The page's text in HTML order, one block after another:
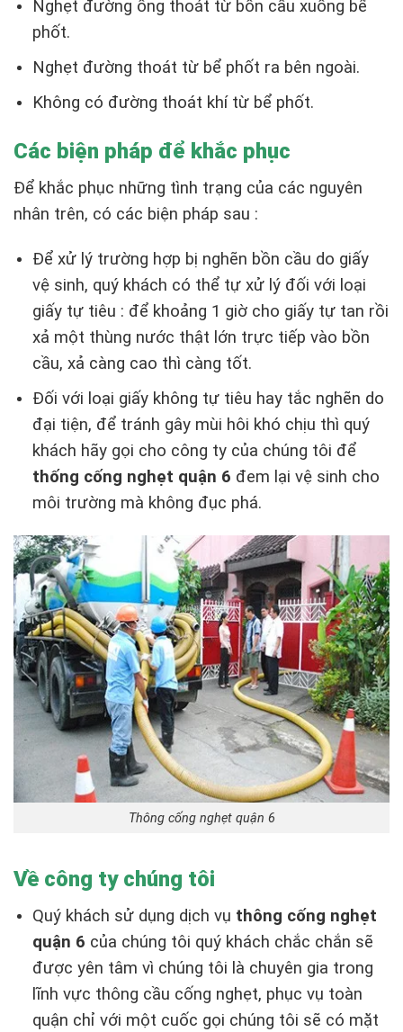
Nghẹt đường ống thoát từ bồn cầu xuống bể
phốt.
Nghẹt đường thoát từ bể phốt ra bên ngoài.
Không có đường thoát khí từ bể phốt.
Các biện pháp để khắc phục
Để khắc phục những tình trạng của các nguyên
nhân trên, có các biện pháp sau :
Để xử lý trường hợp bị nghẽn bồn cầu do giấy
vệ sinh, quý khách có thể tự xử lý đối với loại
giấy tự tiêu : để khoảng 1 giờ cho giấy tự tan rồi
xả một thùng nước thật lớn trực tiếp vào bồn
cầu, xả càng cao thì càng tốt.
Đối với loại giấy không tự tiêu hay tắc nghẽn do
đại tiện, để tránh gây mùi hôi khó chịu thì quý
khách hãy gọi cho công ty của chúng tôi để
thống cống nghẹt quận 6 đem lại vệ sinh cho
môi trường mà không đục phá.
Thông cống nghẹt quận 6
Về công ty chúng tôi
Quý khách sử dụng dịch vụ thông cống nghẹt
quận 6 của chúng tôi quý khách chắc chắn sẽ
được yên tâm vì chúng tôi là chuyên gia trong
lĩnh vực thông cầu cống nghẹt, phục vụ toàn
quận chỉ với một cuốc gọi chúng tôi sẽ có mặt